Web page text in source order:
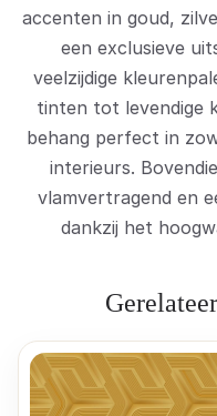
accenten in goud,
een exclusieve
veelzijdige
tinten tot levendige
behang perfect in
interieurs.
vlamvertragend en
dankzij het